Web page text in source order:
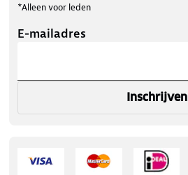
*Alleen voor leden
E-mailadres
Inschrijven